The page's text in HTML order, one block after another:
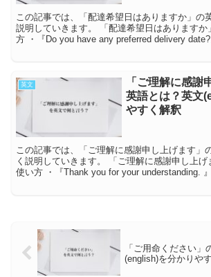
この記事では、「配達希望日はありますか」の
説明していきます。 「配達希望日はありますか」とは?英語での使い
方 ・『Do you have any preferred delivery
英文
「ご理解に感謝
英語とは？英文
やすく解釈
この記事では、「ご理解に感謝申し上げます」
く説明していきます。 「ご理解に感謝申し上げます」とは?英語での
使い方 ・『Thank you for your
「ご用命ください」
(english)を分かりや